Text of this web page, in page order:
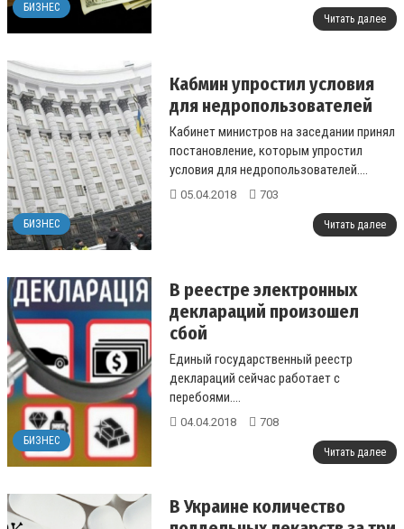
БИЗНЕС
Читать далее
БИЗНЕС
Кабмин упростил условия
для недропользователей
Кабинет министров на заседании принял
постановление, которым упростил
условия для недропользователей....
05.04.2018 703
Читать далее
БИЗНЕС
В реестре электронных
деклараций произошел
сбой
Единый государственный реестр
деклараций сейчас работает с
перебоями....
04.04.2018 708
Читать далее
В Украине количество